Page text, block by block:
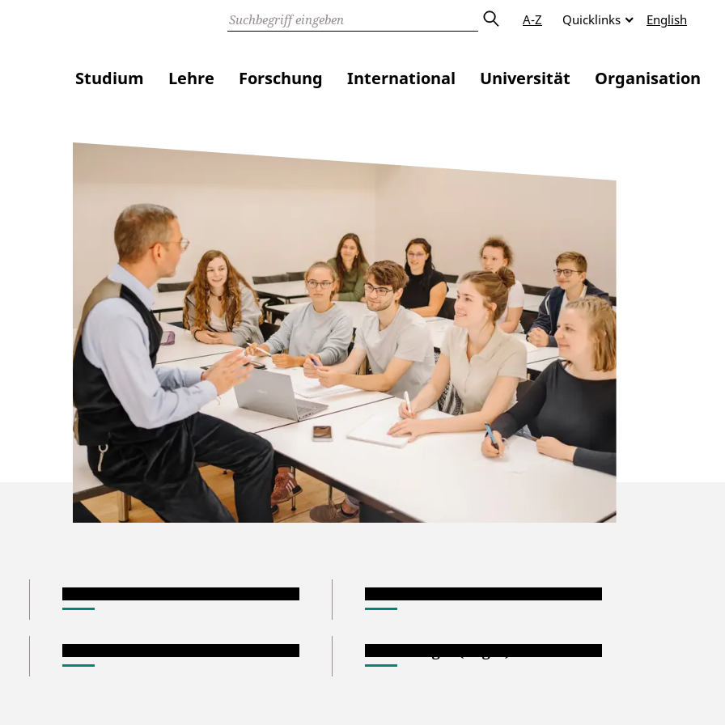
A-Z Quicklinks English
Studium Lehre Forschung International Universität Organisation
Studierende Forschende
Presse Beschäftigte (Login)